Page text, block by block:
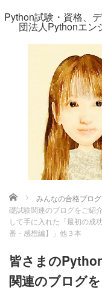
Python試験・資格、
団法人Pythonエン
ホーム みんなの合格ブログ
礎試験関連のブログをご紹
して手に入れた「最初の成
番・感想編】」他３本
皆さまの
関連のブログ